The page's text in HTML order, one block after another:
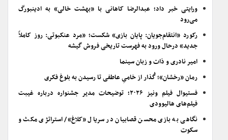
ورایتی خبر داد؛ عبدالرضا کاهانی با «بهشت خالی» به ادینبورگ
می‌رود
رکورد «انتقام‌جویان: پایان بازی» شکست؛ «مرد عنکبوتی: روز کاملاً
جدید» درحال ورود به فهرست تاریخی فروش گیشه
امیر نادری و ذات و زبان سینما
رمان «رخشان»؛ گُذار از خامیِ عاطفی تا رسیدن به بلوغ فکری
فستیوال فیلم ونیز ۲۰۲۶؛ توضیحات مدیر جشنواره درباره غیبت
فیلم‌های هالیوودی
نگاهی به بازی محسن قصابیان در سریال «کلاغ»/ استراتژی مکث و
سکوت